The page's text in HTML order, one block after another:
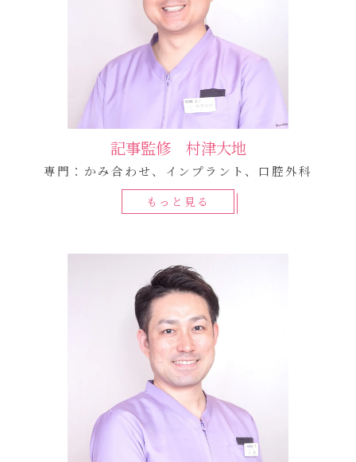
記事監修 村津大地
専門：かみ合わせ、インプラント、口腔外科
もっと見る